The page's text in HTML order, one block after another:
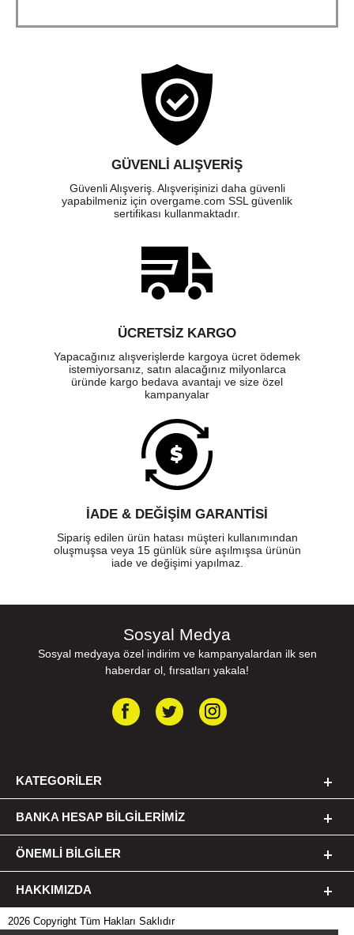
GÜVENLI ALIŞVERIŞ
Güvenli Alışveriş. Alışverişinizi daha güvenli
yapabilmeniz için overgame.com SSL güvenlik
sertifikası kullanmaktadır.
ÜCRETSIZ KARGO
Yapacağınız alışverişlerde kargoya ücret ödemek
istemiyorsanız, satın alacağınız milyonlarca
üründe kargo bedava avantajı ve size özel
kampanyalar
İADE & DEĞİŞİM GARANTİSİ
Sipariş edilen ürün hatası müşteri kullanımından
oluşmuşsa veya 15 günlük süre aşılmışsa ürünün
iade ve değişimi yapılmaz.
Sosyal Medya
Sosyal medyaya özel indirim ve kampanyalardan ilk sen
haberdar ol, fırsatları yakala!
KATEGORILER
BANKA HESAP BILGILERIMIZ
ÖNEMLI BILGILER
HAKKIMIZDA
2026 Copyright Tüm Hakları Saklıdır